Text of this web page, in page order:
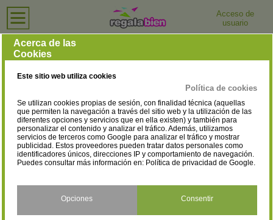
Acceso de
usuario
Tiendas de Moda y Complementos en Guadalajara
Selecciona la localidad
Inicio › Tiendas de Moda y Complementos
Albalate de Zorita Azuqueca de Henares
(1)
El Casar(2) Guadalajara(83)
Jadraque (2) Marchamalo(1)
Molina de Aragón (3) Sigüenza(4)
Acerca de las
Cookies
Este sitio web utiliza cookies
Política de cookies
Se utilizan cookies propias de sesión, con finalidad técnica (aquellas
que permiten la navegación a través del sitio web y la utilización de las
diferentes opciones y servicios que en ella existen) y también para
personalizar el contenido y analizar el tráfico. Además, utilizamos
servicios de terceros como Google para analizar el tráfico y mostrar
publicidad. Estos proveedores pueden tratar datos personales como
identificadores únicos, direcciones IP y comportamiento de navegación.
Puedes consultar más información en: Política de privacidad de Google.
Opciones Consentir